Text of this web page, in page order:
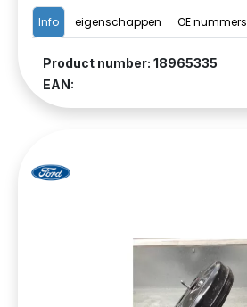
Info eigenschappen OE nummers
Product number: 18965335
EAN: